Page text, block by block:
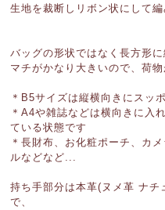
生地を裁断しリボン状にして
バッグの形状ではなく長方形
マチがかなり大きいので、荷
＊B5サイズは縦横向きにスッ
＊A4や雑誌などは横向きに入
ている状態です
＊長財布、お化粧ポーチ、カ
ルなどなど...
持ち手部分は本革(ヌメ革 ナチ
で、